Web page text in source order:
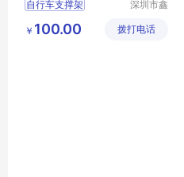
自行车支撑架
cnc五轴加工
深圳市鑫
机械有限
￥ 100.00 拨打电话